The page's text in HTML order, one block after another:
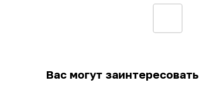
Вас могут заинтересовать